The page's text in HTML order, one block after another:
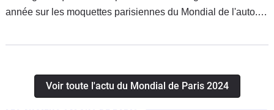
année sur les moquettes parisiennes du Mondial de l'auto.
européen à coups d'autonomies records, de prix cassés et
perdre dans les allées du salon, voici le guide des
principales marques chinoises dont la présence est
Voir toute l'actu du Mondial de Paris 2024